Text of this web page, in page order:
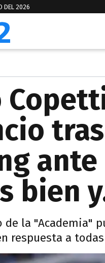
DEL 2026
bien
de la "Academia"
respuesta a